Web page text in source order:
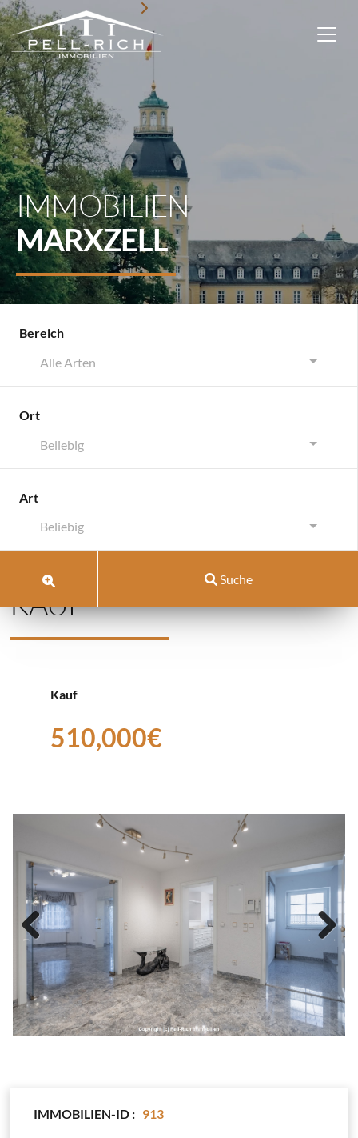
IMMOBILIEN
MARXZELL
Bereich
Alle Arten
Ort
Beliebig
Art
Beliebig
Suche
-DERZEIT RESERVIERT-
FAMILIENTRAUM –
EINFAMILIENHAUS IN
MARXZELL MIT
EINBAUKÜCHE UND
HOCHWERTIGER
AUSSTATTUNG ZUM
KAUF
Kauf
510,000€
Prev
ious
Next
IMMOBILIEN-ID : 913